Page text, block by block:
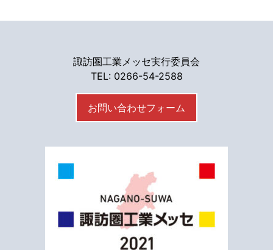
諏訪圏工業メッセ実行委員会
TEL: 0266-54-2588
お問い合わせフォーム